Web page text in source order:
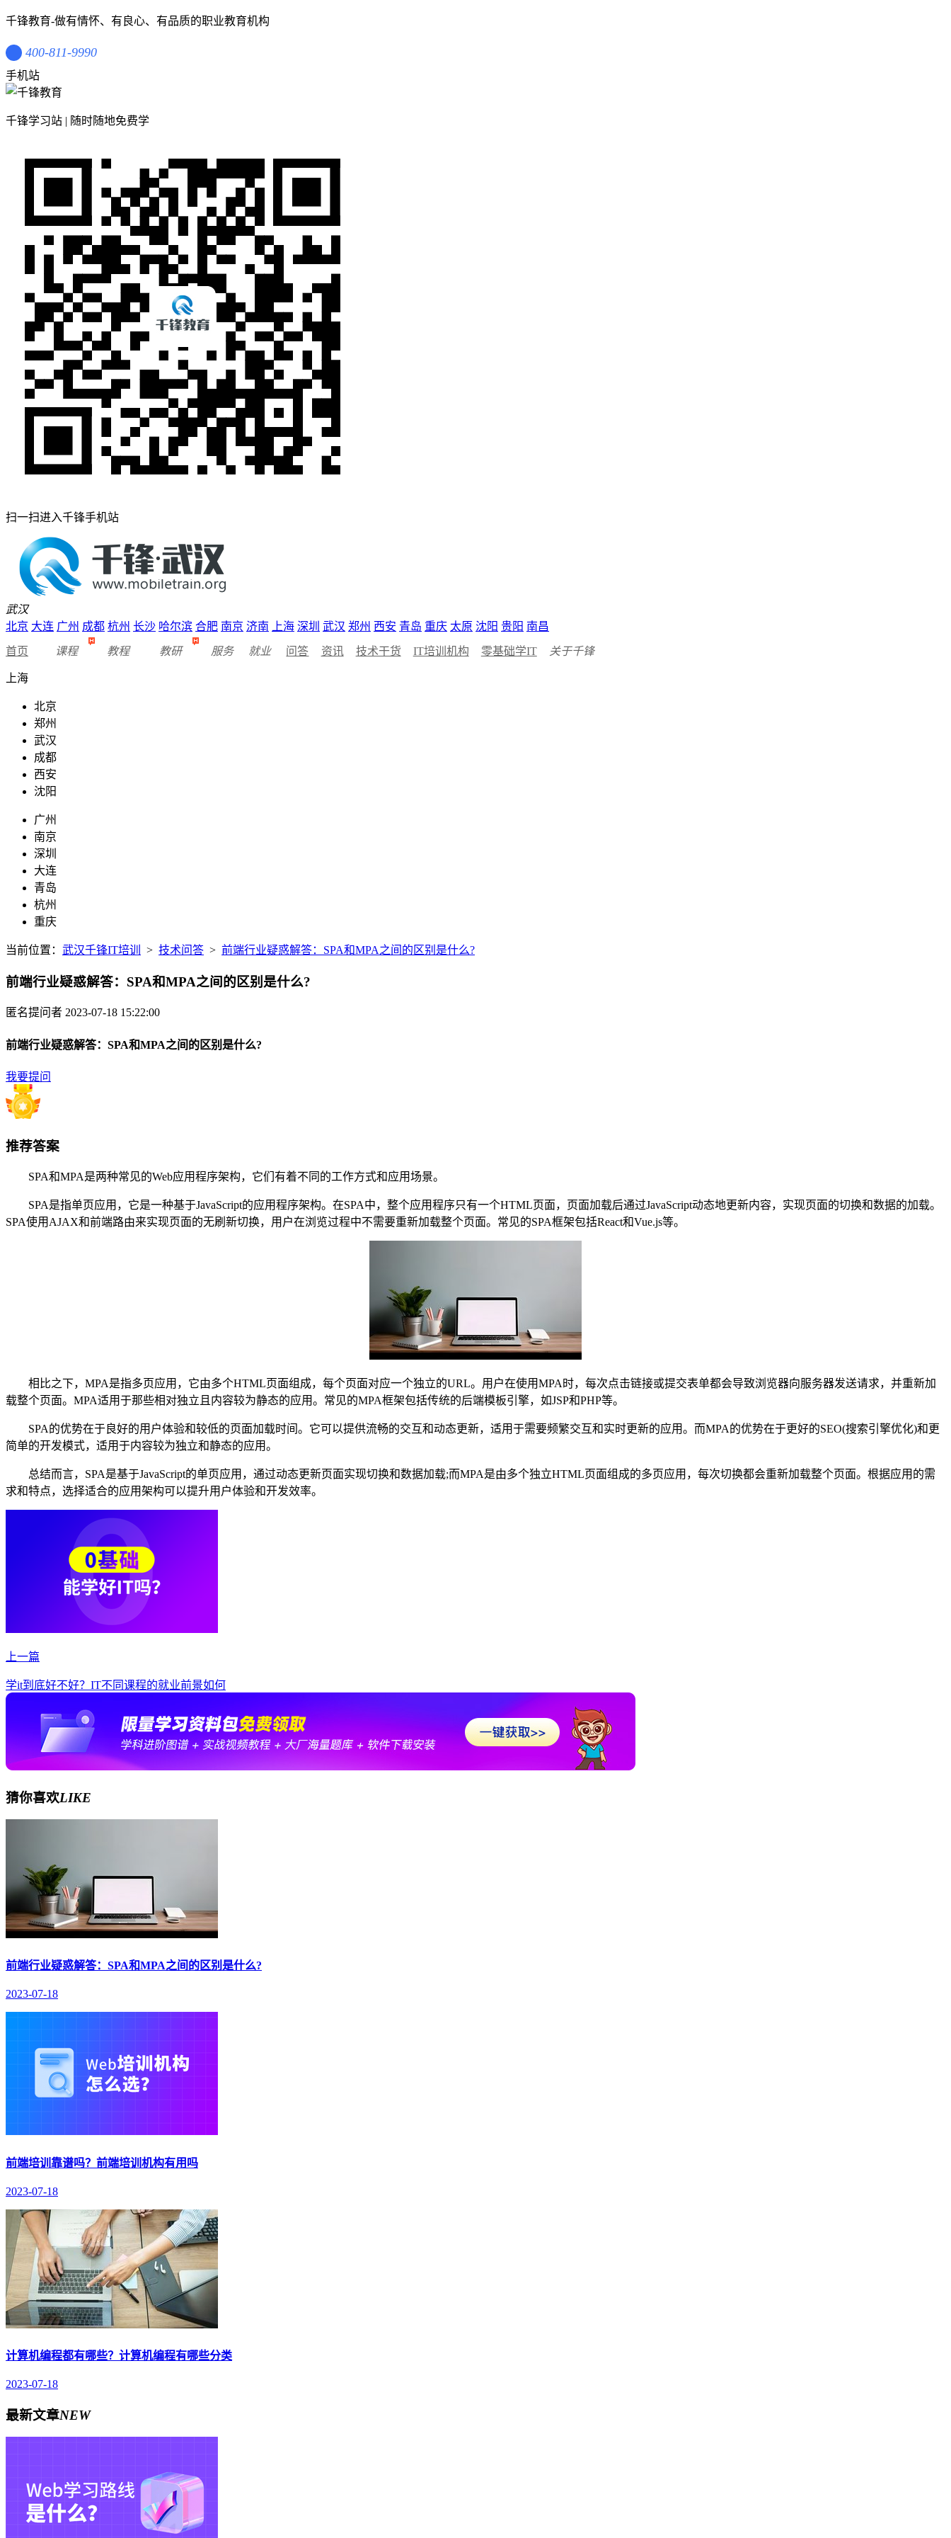
千锋教育-做有情怀、有良心、有品质的职业教育机构
400-811-9990
手机站
千锋学习站 | 随时随地免费学
扫一扫进入千锋手机站
武汉
北京 大连 广州 成都 杭州 长沙 哈尔滨 合肥 南京 济南 上海 深圳 武汉 郑州 西安 青岛 重庆 太原 沈阳 贵阳 南昌
首页 课程 教程 教研 服务 就业 问答 资讯 技术干货 IT培训机构 零基础学IT 关于千锋
上海
北京
郑州
武汉
成都
西安
沈阳
广州
南京
深圳
大连
青岛
杭州
重庆
当前位置： 武汉千锋IT培训 > 技术问答 > 前端行业疑惑解答：SPA和MPA之间的区别是什么?
前端行业疑惑解答：SPA和MPA之间的区别是什么?
匿名提问者 2023-07-18 15:22:00
前端行业疑惑解答：SPA和MPA之间的区别是什么?
我要提问
推荐答案
SPA和MPA是两种常见的Web应用程序架构，它们有着不同的工作方式和应用场景。
SPA是指单页应用，它是一种基于JavaScript的应用程序架构。在SPA中，整个应用程序只有一个HTML页面，页面加载后通过JavaScript动态地更新内容，实现页面的切换和数据的加载。
SPA使用AJAX和前端路由来实现页面的无刷新切换，用户在浏览过程中不需要重新加载整个页面。常见的SPA框架包括React和Vue.js等。
相比之下，MPA是指多页应用，它由多个HTML页面组成，每个页面对应一个独立的URL。用户在使用MPA时，每次点击链接或提交表单都会导致浏览器向服务器发送请求，并重新加
载整个页面。MPA适用于那些相对独立且内容较为静态的应用。常见的MPA框架包括传统的后端模板引擎，如JSP和PHP等。
SPA的优势在于良好的用户体验和较低的页面加载时间。它可以提供流畅的交互和动态更新，适用于需要频繁交互和实时更新的应用。而MPA的优势在于更好的SEO(搜索引擎优化)和更
简单的开发模式，适用于内容较为独立和静态的应用。
总结而言，SPA是基于JavaScript的单页应用，通过动态更新页面实现切换和数据加载;而MPA是由多个独立HTML页面组成的多页应用，每次切换都会重新加载整个页面。根据应用的需
求和特点，选择适合的应用架构可以提升用户体验和开发效率。
上一篇
学it到底好不好？IT不同课程的就业前景如何
猜你喜欢LIKE
前端行业疑惑解答：SPA和MPA之间的区别是什么?
2023-07-18
前端培训靠谱吗？前端培训机构有用吗
2023-07-18
计算机编程都有哪些？计算机编程有哪些分类
2023-07-18
最新文章NEW